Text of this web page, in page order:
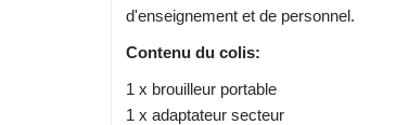
d'enseignement et de personnel.
Contenu du colis:
1 x brouilleur portable
1 x adaptateur secteur